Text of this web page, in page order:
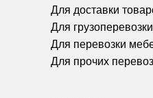
Для доставки
Для
Для перевозки
Для прочих